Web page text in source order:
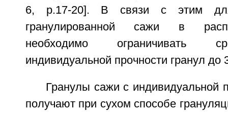
6, p.17-20]. В связи с этим для
гранулированной сажи в
необходимо ограничивать
индивидуальной прочности гранул до
Гранулы сажи с индивидуальной
получают при сухом способе